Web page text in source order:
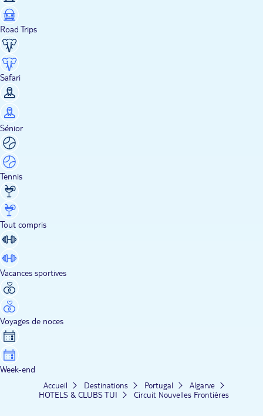
Road Trips
Safari
Sénior
Tennis
Tout compris
Vacances sportives
Voyages de noces
Week-end
Accueil Destinations Portugal
Algarve
HOTELS & CLUBS TUI
Circuit Nouvelles Frontières